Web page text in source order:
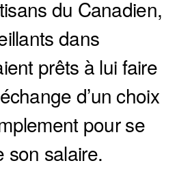
du Canadien,
dans
prêts à lui faire
d’un choix
pour se
son salaire.